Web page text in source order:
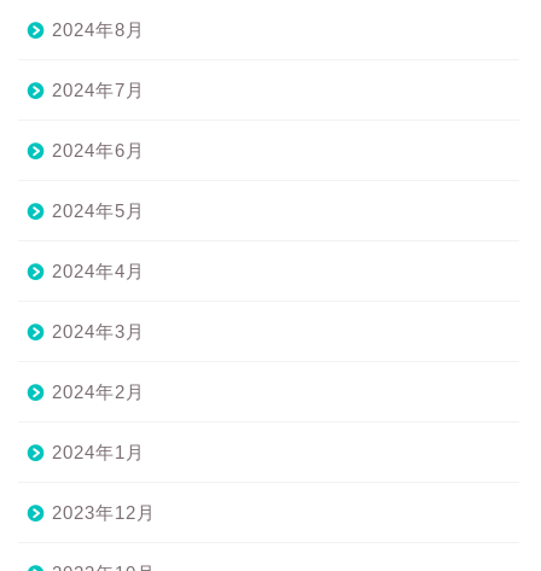
2024年8月
2024年7月
2024年6月
2024年5月
2024年4月
2024年3月
2024年2月
2024年1月
2023年12月